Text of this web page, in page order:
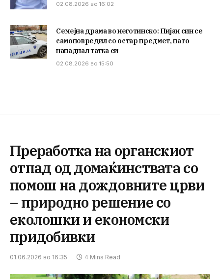
02.08.2026 во 16:02
Семејна драма во неготинско: Пијан син се
самоповредил со остар предмет, па го
нападнал татка си
02.08.2026 во 15:50
Преработка на органскиот
отпад од домаќинствата со
помош на дождовните црви
– природно решение со
еколошки и економски
придобивки
01.06.2026 во 16:35 4 Mins Read